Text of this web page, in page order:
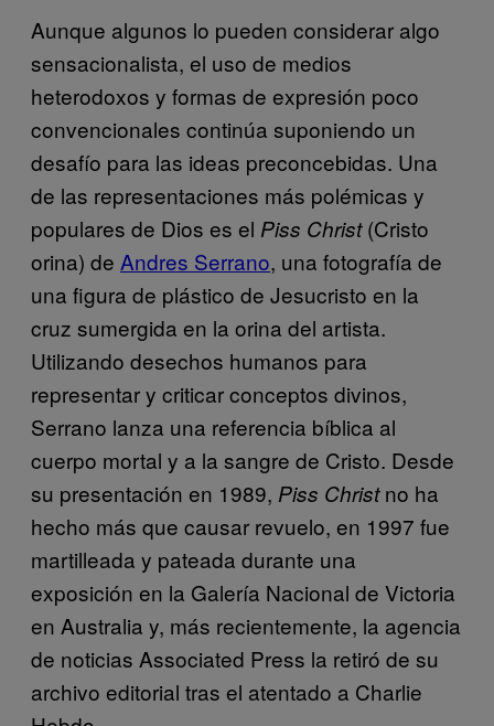
Aunque algunos lo pueden considerar algo
sensacionalista, el uso de medios
heterodoxos y formas de expresión poco
convencionales continúa suponiendo un
desafío para las ideas preconcebidas. Una
de las representaciones más polémicas y
populares de Dios es el Piss Christ(Cristo
orina) de Andres Serrano, una fotografía de
una figura de plástico de Jesucristo en la
cruz sumergida en la orina del artista.
Utilizando desechos humanos para
representar y criticar conceptos divinos,
Serrano lanza una referencia bíblica al
cuerpo mortal y a la sangre de Cristo. Desde
su presentación en 1989, Piss Christno ha
hecho más que causar revuelo, en 1997 fue
martilleada y pateada durante una
exposición en la Galería Nacional de Victoria
en Australia y, más recientemente, la agencia
de noticias Associated Press la retiró de su
archivo editorial tras el atentado a Charlie